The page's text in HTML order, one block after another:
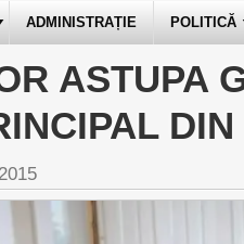
ADMINISTRAȚIE POLITICĂ
ASTUPA